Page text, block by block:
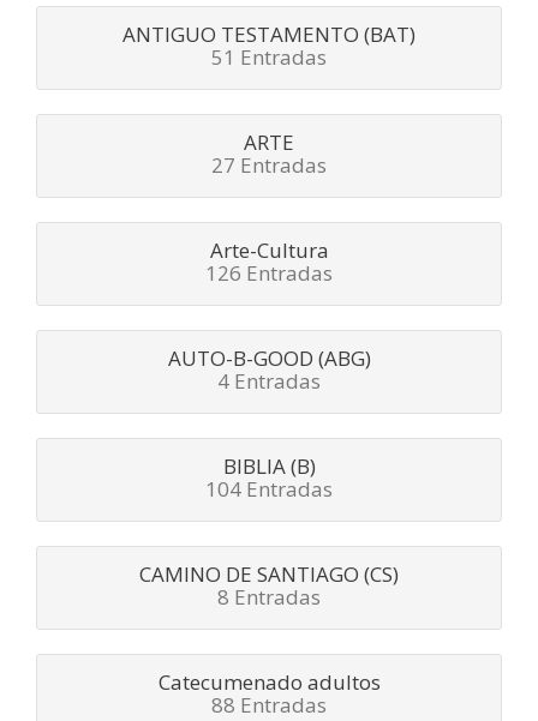
ANTIGUO TESTAMENTO (BAT)
51 Entradas
ARTE
27 Entradas
Arte-Cultura
126 Entradas
AUTO-B-GOOD (ABG)
4 Entradas
BIBLIA (B)
104 Entradas
CAMINO DE SANTIAGO (CS)
8 Entradas
Catecumenado adultos
88 Entradas